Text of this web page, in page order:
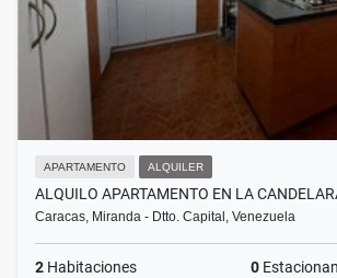
APARTAMENTO ALQUILER
ALQUILO APARTAMENTO EN LA
Caracas, Miranda - Dtto. Capital, Venezuela
2 Habitaciones 0